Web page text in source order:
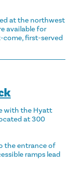
at the northwest
available for
come, first-served
with the Hyatt
at 300
the entrance of
ramps lead